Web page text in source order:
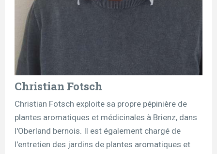
Christian Fotsch
Christian Fotsch exploite sa propre pépinière de
plantes aromatiques et médicinales à Brienz, dans
l'Oberland bernois. Il est également chargé de
l'entretien des jardins de plantes aromatiques et